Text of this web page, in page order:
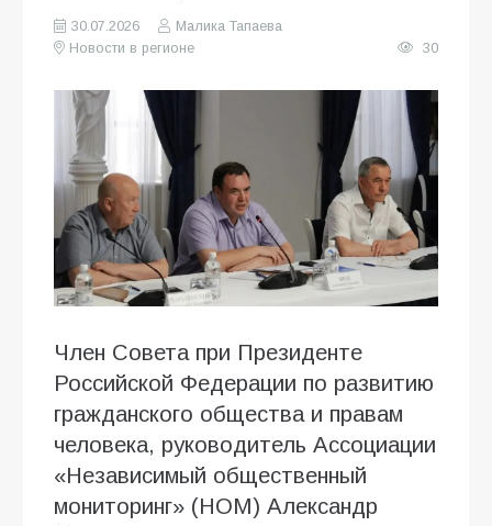
30.07.2026
Малика Тапаева
Новости в регионе
30
Член Совета при Президенте
Российской Федерации по развитию
гражданского общества и правам
человека, руководитель Ассоциации
«Независимый общественный
мониторинг» (НОМ) Александр